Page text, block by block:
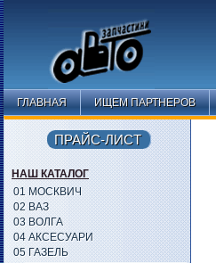
ГЛАВНАЯ ИЩЕМ ПАРТНЕРОВ
ПРАЙС-ЛИСТ
НАШ КАТАЛОГ
01 МОСКВИЧ
02 ВАЗ
03 ВОЛГА
04 АКСЕСУАРИ
05 ГАЗЕЛЬ